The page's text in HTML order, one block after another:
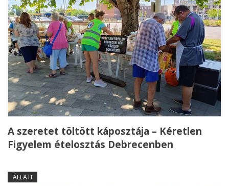
A szeretet töltött káposztája – Kéretlen
Figyelem ételosztás Debrecenben
ÁLLATI